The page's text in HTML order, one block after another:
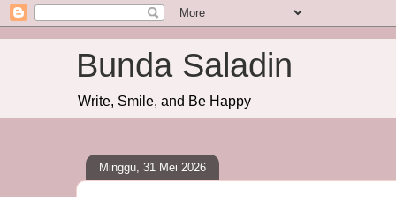
Bunda Saladin
Write, Smile, and Be Happy
Minggu, 31 Mei 2026